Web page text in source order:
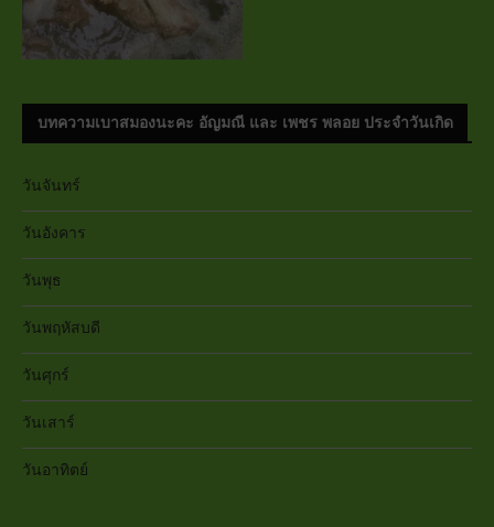
บทความเบาสมองนะคะ อัญมณี และ เพชร พลอย ประจำวันเกิด
วันจันทร์
วันอังคาร
วันพุธ
วันพฤหัสบดี
วันศุกร์
วันเสาร์
วันอาทิตย์